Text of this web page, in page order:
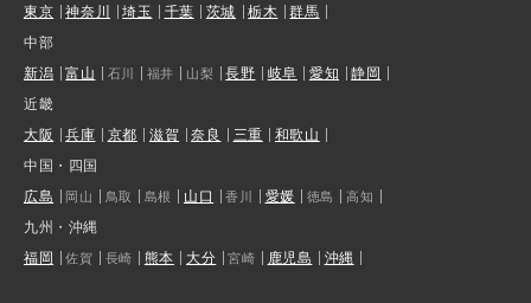
東京
神奈川 埼玉 千葉 茨城 栃木
群馬
中部
新潟
富山 石川 福井 山梨 長野 岐阜 愛知
静岡
近畿
大阪
兵庫 京都 滋賀 奈良 三重
和歌山
中国・四国
広島
岡山 鳥取 島根 山口 香川 愛媛 徳島 高知
九州・沖縄
福岡
佐賀 長崎 熊本 大分 宮崎 鹿児島 沖縄